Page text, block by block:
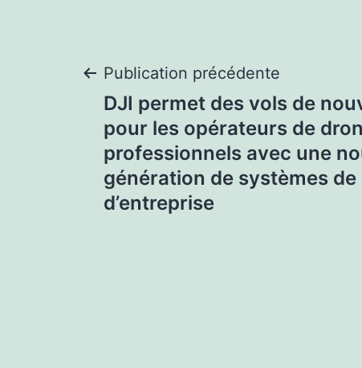
Navigation
de
l’article
Publication précédente
DJI permet des vols de
pour les opérateurs de
professionnels avec une
génération de systèmes de
d’entreprise